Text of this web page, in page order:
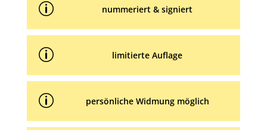
p nummeriert & signiert
p limitierte Auflage
p persönliche Widmung möglich